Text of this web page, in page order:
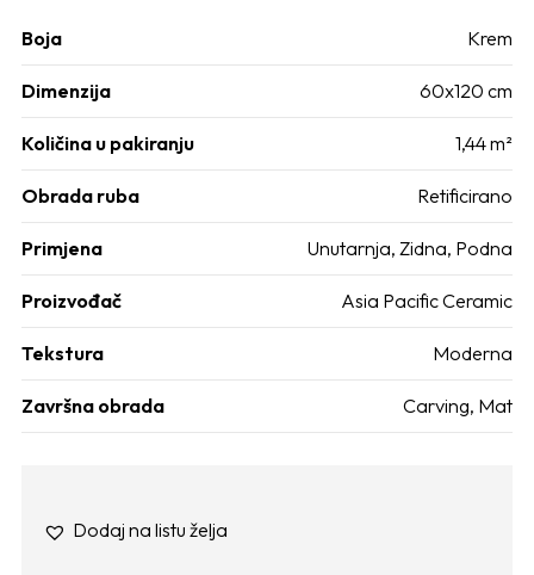
Boja Krem
Dimenzija 60x120 cm
Količina u pakiranju 1,44 m²
Obrada ruba Retificirano
Primjena Unutarnja, Zidna, Podna
Proizvođač Asia Pacific Ceramic
Tekstura Moderna
Završna obrada Carving, Mat
Dodaj na listu želja